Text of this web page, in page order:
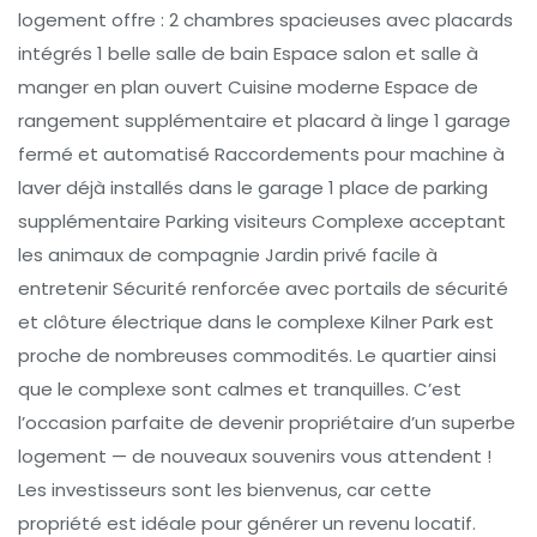
logement offre : 2 chambres spacieuses avec placards
intégrés 1 belle salle de bain Espace salon et salle à
manger en plan ouvert Cuisine moderne Espace de
rangement supplémentaire et placard à linge 1 garage
fermé et automatisé Raccordements pour machine à
laver déjà installés dans le garage 1 place de parking
supplémentaire Parking visiteurs Complexe acceptant
les animaux de compagnie Jardin privé facile à
entretenir Sécurité renforcée avec portails de sécurité
et clôture électrique dans le complexe Kilner Park est
proche de nombreuses commodités. Le quartier ainsi
que le complexe sont calmes et tranquilles. C’est
l’occasion parfaite de devenir propriétaire d’un superbe
logement — de nouveaux souvenirs vous attendent !
Les investisseurs sont les bienvenus, car cette
propriété est idéale pour générer un revenu locatif.